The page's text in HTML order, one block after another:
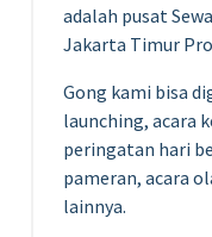
adalah pusat
Jakarta Timur
Gong kami bisa
launching, acara
peringatan hari
pameran, acara
lainnya.